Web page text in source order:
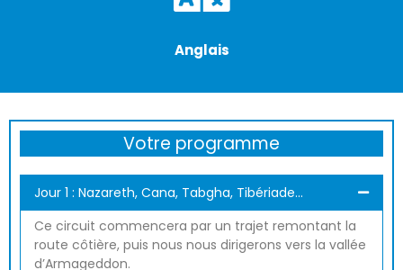
Anglais
Votre programme
Jour 1 : Nazareth, Cana, Tabgha, Tibériade...
Ce circuit commencera par un trajet remontant la
route côtière, puis nous nous dirigerons vers la vallée
d’Armageddon.